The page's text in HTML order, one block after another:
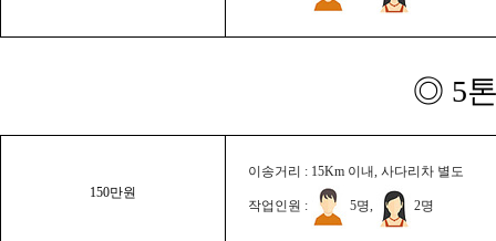
◎ 5
150만원
이송거리 : 15Km 이내, 사다리차 별도
작업인원 : 5명, 2명